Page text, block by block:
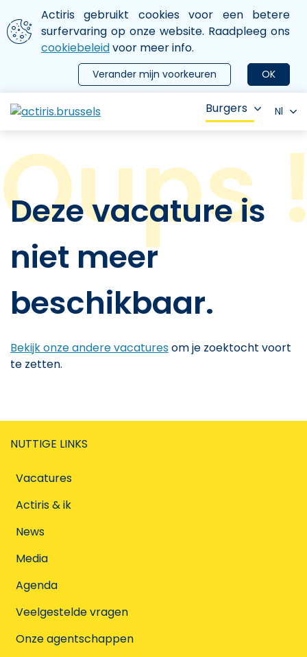
Aller au contenu principal
We gebruiken cookies
Actiris gebruikt cookies voor een betere
surfervaring op onze website. Raadpleeg ons
cookiebeleidvoor meer info.
OK
Verander mijn voorkeuren
le menu
Burgers Nl
Deze vacature is
niet meer
beschikbaar.
Bekijk onze andere vacaturesom je zoektocht voort
te zetten.
NUTTIGE LINKS
Vacatures
Actiris & ik
News
Media
Agenda
Veelgestelde vragen
Onze agentschappen